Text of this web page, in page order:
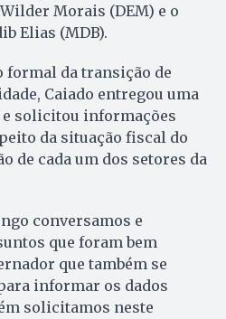
Morais (DEM) e o
Elias (MDB).
da transição de
Caiado entregou uma
e solicitou informações
da situação fiscal do
de cada um dos setores da
conversamos e
que foram bem
que também se
informar os dados
solicitamos neste